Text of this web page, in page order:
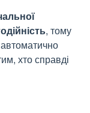
, тому
хто справді